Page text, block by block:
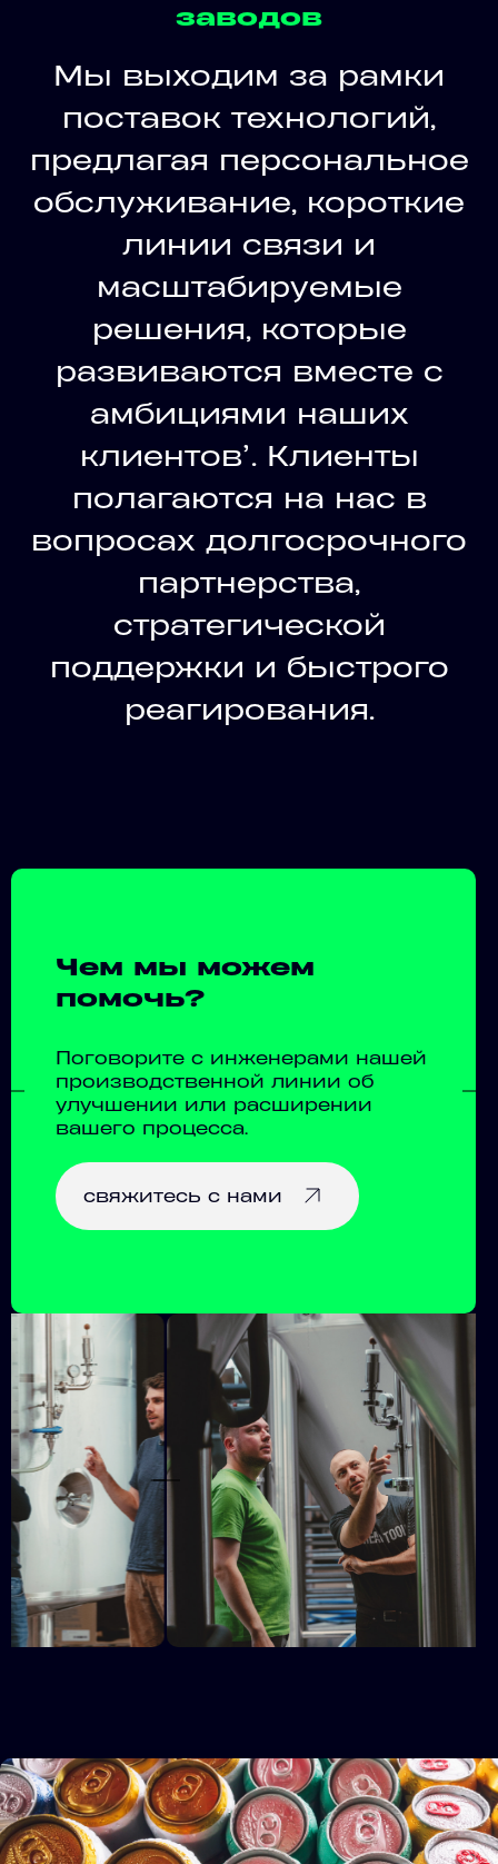
заводов
Мы выходим за рамки
поставок технологий,
предлагая персональное
обслуживание, короткие
линии связи и
масштабируемые
решения, которые
развиваются вместе с
амбициями наших
клиентов’. Клиенты
полагаются на нас в
вопросах долгосрочного
партнерства,
стратегической
поддержки и быстрого
реагирования.
Чем мы можем
помочь?
Поговорите с инженерами нашей
производственной линии об
улучшении или расширении
вашего процесса.
свяжитесь с нами